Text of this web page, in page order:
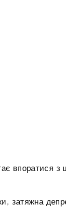
впоратися
затяжна